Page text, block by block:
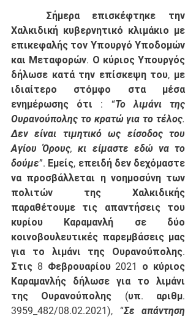
Χαλκιδική κυβερνητικό κλιμάκιο με
επικεφαλής τον Υπουργό Υποδομών
και Μεταφορών. Ο κύριος Υπουργός
δήλωσε κατά την επίσκεψη του, με
ιδιαίτερο στόμφο στα μέσα
ενημέρωσης ότι : “Το λιμάνι της
Ουρανούπολης το κρατώ για το τέλος.
Δεν είναι τιμητικό ως είσοδος του
Αγίου Όρους, κι είμαστε εδώ να το
δούμε”. Εμείς, επειδή δεν δεχόμαστε
να προσβάλλεται η νοημοσύνη των
πολιτών της Χαλκιδικής
παραθέτουμε τις απαντήσεις του
κυρίου Καραμανλή σε δύο
κοινοβουλευτικές παρεμβάσεις μας
για το λιμάνι της Ουρανούπολης.
Στις 8 Φεβρουαρίου 2021 ο κύριος
Καραμανλής δήλωσε για το λιμάνι
της Ουρανούπολης (υπ. αριθμ.
3959_482/08.02.2021), “Σε απάντηση